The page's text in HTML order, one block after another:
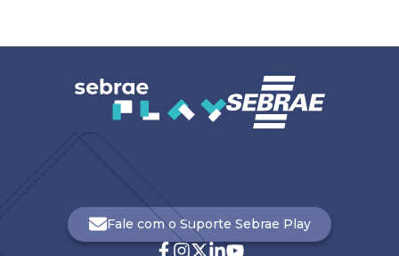
Fale com o Suporte Sebrae Play